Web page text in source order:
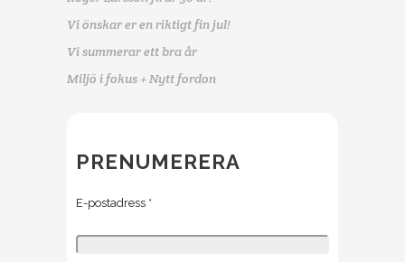
Vi önskar er en riktigt fin jul!
Vi summerar ett bra år
Miljö i fokus + Nytt fordon
PRENUMERERA
E-postadress *